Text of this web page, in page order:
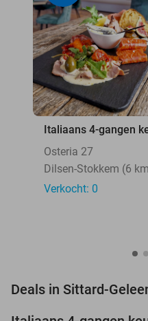
Italiaans 4-gangen
Osteria 27
Dilsen-Stokkem (6
Verkocht: 0
Deals in Sittard-